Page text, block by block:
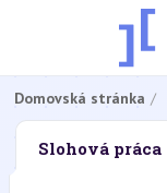
Domovská stránka
Slohová práca